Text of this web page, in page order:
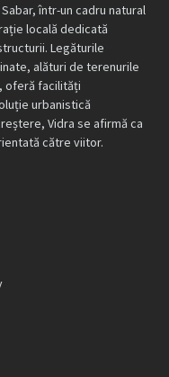
într-un cadru natural
locală dedicată
Legăturile
alături de terenurile
oferă facilități
urbanistică
Vidra se afirmă ca
către viitor.